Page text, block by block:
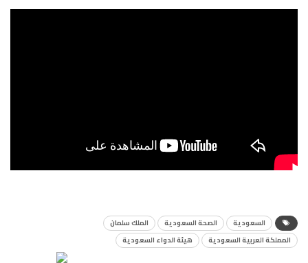
السعودية الصحة السعودية
الملك سلمان
المملكة العربية السعودية
هيئة الدواء السعودية